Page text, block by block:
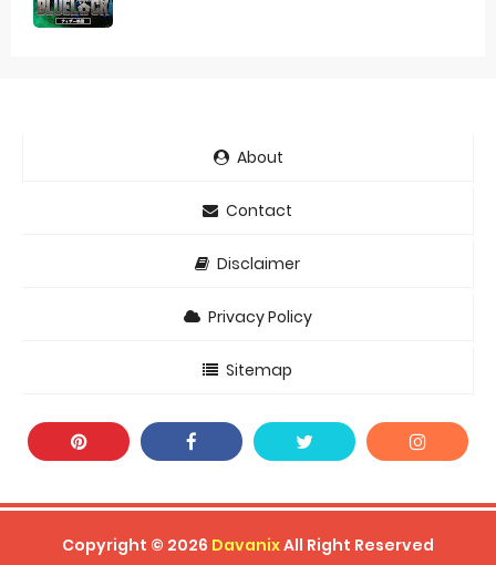
About
Contact
Disclaimer
Privacy Policy
Sitemap
Copyright © 2026 DavanixAll Right Reserved